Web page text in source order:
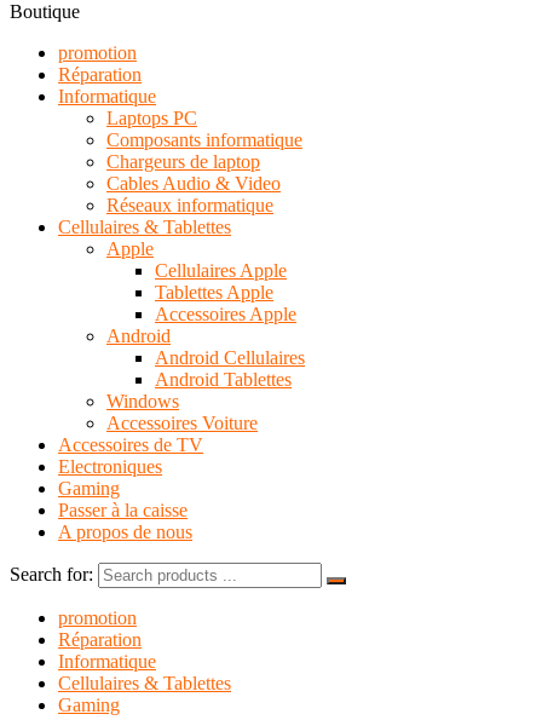
Boutique
promotion
Réparation
Informatique
Laptops PC
Composants informatique
Chargeurs de laptop
Cables Audio & Video
Réseaux informatique
Cellulaires & Tablettes
Apple
Cellulaires Apple
Tablettes Apple
Accessoires Apple
Android
Android Cellulaires
Android Tablettes
Windows
Accessoires Voiture
Accessoires de TV
Electroniques
Gaming
Passer à la caisse
A propos de nous
Search for:
promotion
Réparation
Informatique
Cellulaires & Tablettes
Gaming